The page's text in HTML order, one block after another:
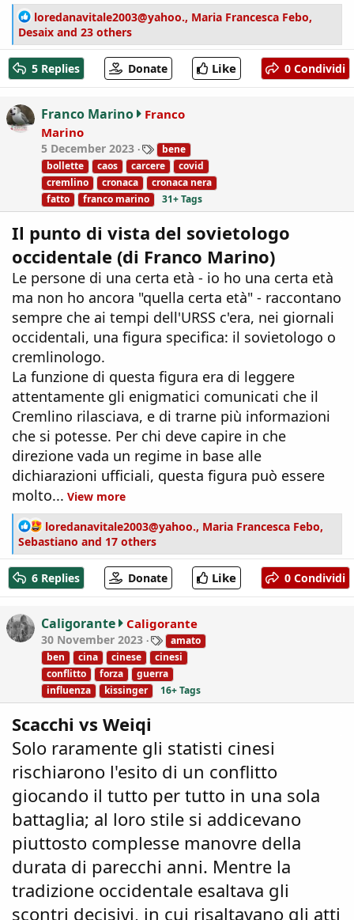
R
e
a
c
t
i
n
loredanavitale2003@yahoo., Maria Francesca Febo,
Desaix and 23 others
5 Replies Donate Like 0 Condividi
Franco Marino
Franco
Marino
5 December 2023
T
a
g
s
bene
bollette
caos carcere
covid
cremlino
cronaca
cronaca nera
fatto
franco marino 31+ Tags
Il punto di vista del sovietologo
occidentale (di Franco Marino)
Le persone di una certa età - io ho una certa età
ma non ho ancora "quella certa età" - raccontano
sempre che ai tempi dell'URSS c'era, nei giornali
occidentali, una figura specifica: il sovietologo o
cremlinologo.
La funzione di questa figura era di leggere
attentamente gli enigmatici comunicati che il
Cremlino rilasciava, e di trarne più informazioni
che si potesse. Per chi deve capire in che
direzione vada un regime in base alle
dichiarazioni ufficiali, questa figura può essere
molto... View more
R
e
a
c
t
i
o
n
s
:
loredanavitale2003@yahoo., Maria Francesca Febo,
Sebastiano and 17 others
6 Replies Donate Like 0 Condividi
Caligorante Caligorante
30 November 2023
T
a
g
s
amato
ben
cina cinese
cinesi
conflitto
forza
guerra
influenza
kissinger 16+ Tags
Scacchi vs Weiqi
Solo raramente gli statisti cinesi
rischiarono l'esito di un conflitto
giocando il tutto per tutto in una sola
battaglia; al loro stile si addicevano
piuttosto complesse manovre della
durata di parecchi anni. Mentre la
tradizione occidentale esaltava gli
scontri decisivi, in cui risaltavano gli atti